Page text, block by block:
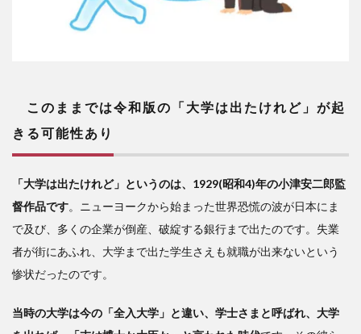
このままでは令和版の「大学は出たけれど」が起
きる可能性あり
「大学は出たけれど」というのは、1929(昭和4)年の小津安二郎監
督作品です。ニューヨークから始まった世界恐慌の波が日本にま
で及び、多くの企業が倒産、破綻する銀行まで出たのです。失業
者が街にあふれ、大学まで出た学生さえも就職が出来ないという
惨状だったのです。
当時の大学は今の「全入大学」と違い、学士さまと呼ばれ、大学